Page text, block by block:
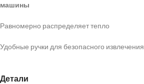
машины
Равномерно распределяет тепло
Удобные ручки для безопасного извлечения
Детали